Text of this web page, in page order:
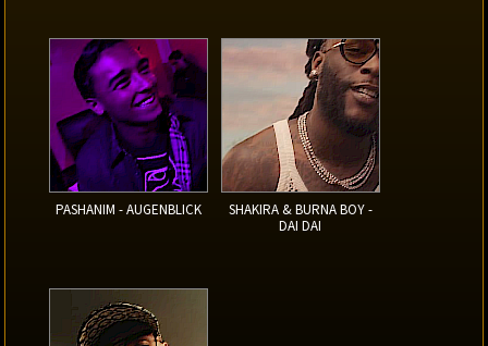
PASHANIM - AUGENBLICK
SHAKIRA & BURNA BOY -
DAI DAI